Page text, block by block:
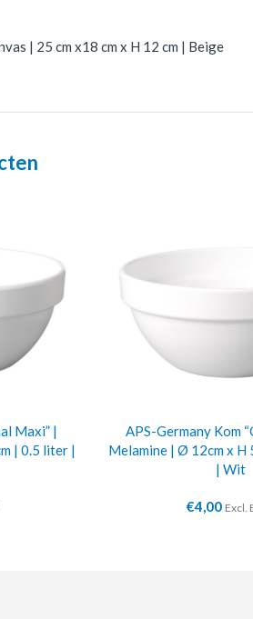
| 25 cm x18 cm x H 12 cm | Beige
Maxi” |
| 0.5 liter |
APS-Germany Kom
Melamine | Ø 12cm x H
| Wit
€4,00 Excl.